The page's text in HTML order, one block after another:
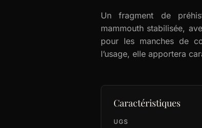
Un fragment de
mammouth stabilisée,
pour les manches de
l’usage, elle apportera
Caractéristiques
UGS